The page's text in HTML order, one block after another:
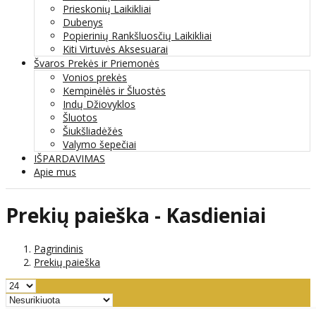
Prieskonių Laikikliai
Dubenys
Popierinių Rankšluosčių Laikikliai
Kiti Virtuvės Aksesuarai
Švaros Prekės ir Priemonės
Vonios prekės
Kempinėlės ir Šluostės
Indų Džiovyklos
Šluotos
Šiukšliadėžės
Valymo šepečiai
IŠPARDAVIMAS
Apie mus
Prekių paieška - Kasdieniai
Pagrindinis
Prekių paieška